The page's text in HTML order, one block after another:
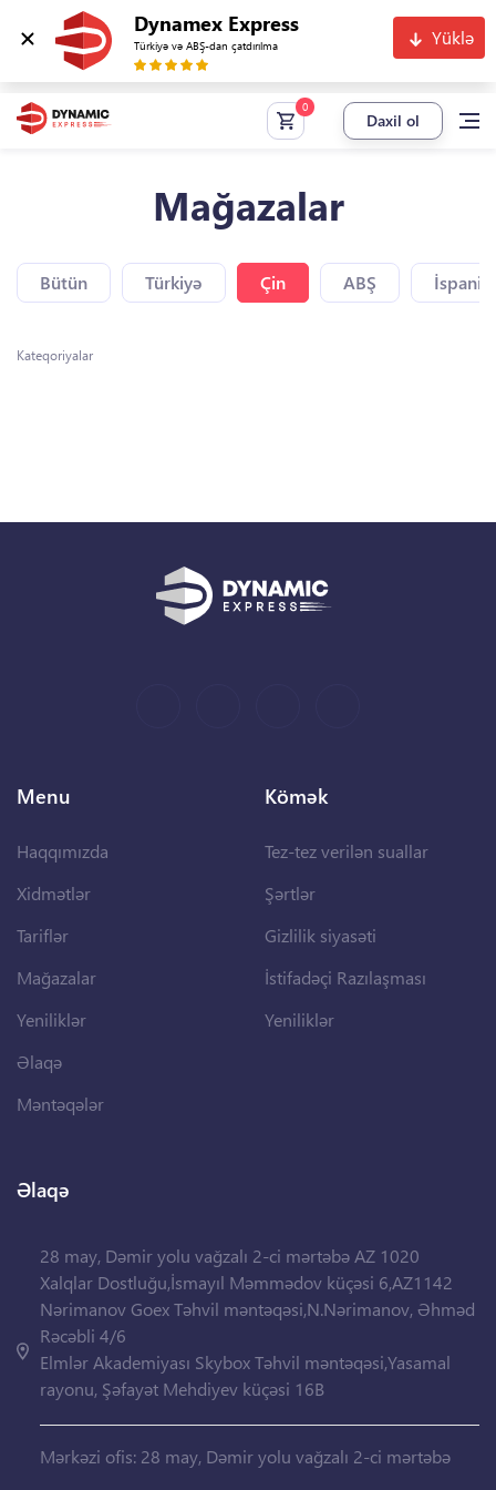
Dynamex Express
Türkiyə və ABŞ-dan çatdırılma Yüklə
Daxil ol
Mağazalar
Bütün Türkiyə Çin ABŞ
Kateqoriyalar
Menu
Haqqımızda
Xidmətlər
Tariflər
Mağazalar
Yeniliklər
Əlaqə
Məntəqələr
Kömək
Tez-tez verilən suallar
Şərtlər
Gizlilik siyasəti
İstifadəçi Razılaşması
Yeniliklər
Əlaqə
28 may, Dəmir yolu vağzalı 2-ci mərtəbə AZ 1020
Xalqlar Dostluğu,İsmayıl Məmmədov küçəsi 6,AZ1142
Nərimanov Goex Təhvil məntəqəsi,N.Nərimanov, Əhməd
Rəcəbli 4/6
Elmlər Akademiyası Skybox Təhvil məntəqəsi,Yasamal
rayonu, Şəfayət Mehdiyev küçəsi 16B
Mərkəzi ofis: 28 may, Dəmir yolu vağzalı 2-ci mərtəbə